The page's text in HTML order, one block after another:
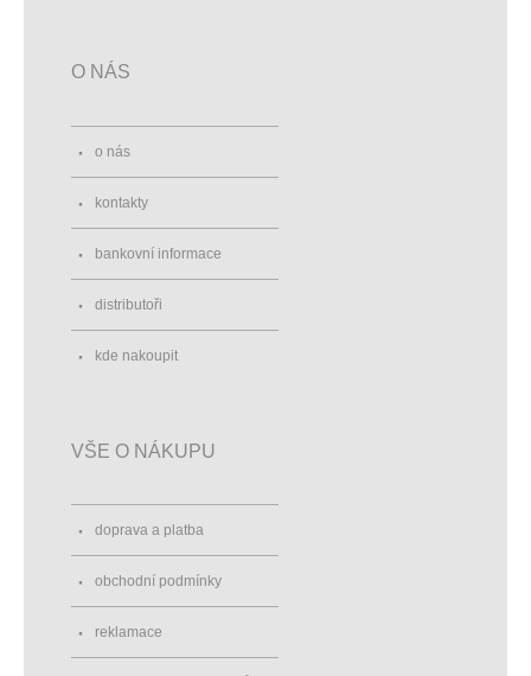
O NÁS
o nás
kontakty
bankovní informace
distributoři
kde nakoupit
VŠE O NÁKUPU
doprava a platba
obchodní podmínky
reklamace